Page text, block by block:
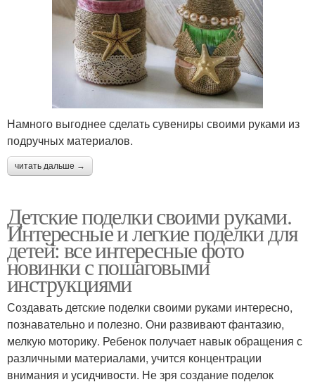
Намного выгоднее сделать сувениры своими руками из
подручных материалов.
читать дальше →
Детские поделки своими руками.
Интересные и легкие поделки для
детей: все интересные фото
новинки с пошаговыми
инструкциями
Создавать детские поделки своими руками интересно,
познавательно и полезно. Они развивают фантазию,
мелкую моторику. Ребенок получает навык обращения с
различными материалами, учится концентрации
внимания и усидчивости. Не зря создание поделок